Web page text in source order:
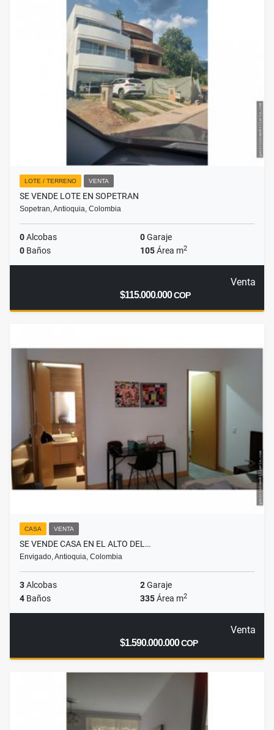
LOTE / TERRENO VENTA
SE VENDE LOTE EN SOPETRAN
Sopetran, Antioquia, Colombia
0Alcobas 0Garaje
0 Baños 105Área m2
Venta
$115.000.000COP
CASA VENTA
SE VENDE CASA EN EL ALTO DEL…
Envigado, Antioquia, Colombia
3Alcobas 2Garaje
4 Baños 335Área m2
Venta
$1.590.000.000COP